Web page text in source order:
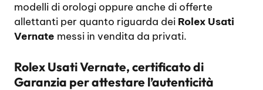
modelli di orologi oppure anche di offerte
allettanti per quanto riguarda dei Rolex Usati
Vernate messi in vendita da privati.
Rolex Usati Vernate, certificato di
Garanzia per attestare l’autenticità